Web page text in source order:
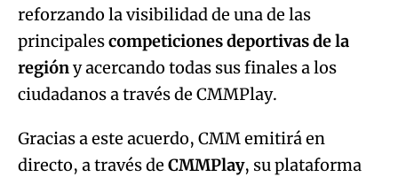
reforzando la visibilidad de una de las
principalescompeticiones deportivas de la
regióny acercando todas sus finales a los
ciudadanos a través de CMMPlay.
Gracias a este acuerdo, CMM emitirá en
directo, a través de CMMPlay, su plataforma